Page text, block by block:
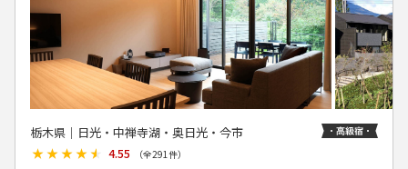
栃木県│日光・中禅寺湖・奥日光・今市
★★★★★
★★★★★ 4.55 （全291件）